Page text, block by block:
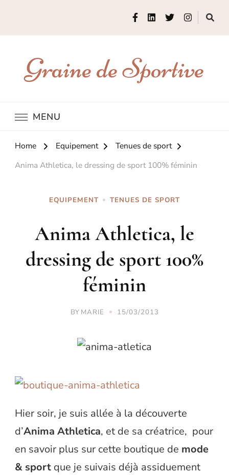
Graine de Sportive
MENU
Home Equipement
Tenues de sport
Anima Athletica, le dressing de sport 100% féminin
EQUIPEMENT TENUES DE SPORT
Anima Athletica, le
dressing de sport 100%
féminin
BY MARIE 15/03/2013
Hier soir, je suis allée à la découverte
d’Anima Athletica, et de sa créatrice, pour
en savoir plus sur cette boutique de mode
& sport que je suivais déjà assiduement